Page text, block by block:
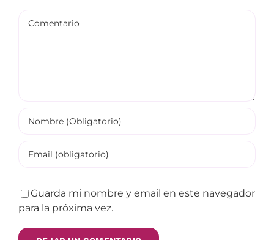
Guarda mi nombre y email en este navegador
para la próxima vez.